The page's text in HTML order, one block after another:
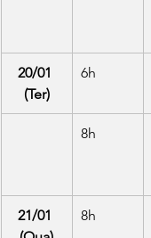
20/01
(Ter)
6h
8h
21/01
8h